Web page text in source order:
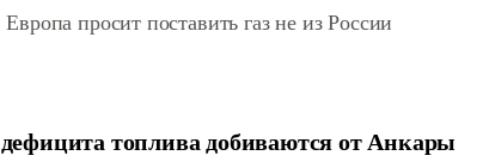
просит поставить газ не из России
топлива добиваются от Анкары